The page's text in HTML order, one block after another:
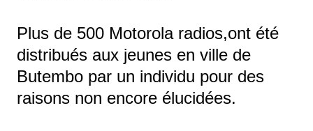
Plus de 500 Motorola radios,ont été
distribués aux jeunes en ville de
Butembo par un individu pour des
raisons non encore élucidées.